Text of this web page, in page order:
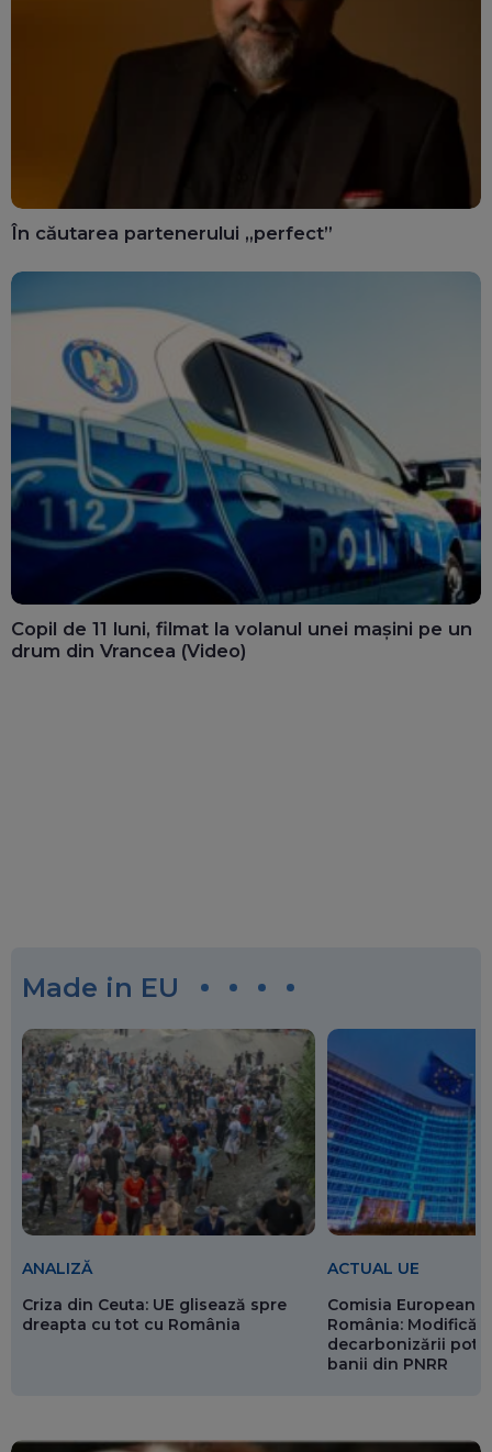
În căutarea partenerului „perfect”
Copil de 11 luni, filmat la volanul unei mașini pe un
drum din Vrancea (Video)
Made in EU
ANALIZĂ
Criza din Ceuta: UE glisează spre
dreapta cu tot cu România
ACTUAL UE
Comisia Europeană
România:
decarbonizării pot
banii din PNRR